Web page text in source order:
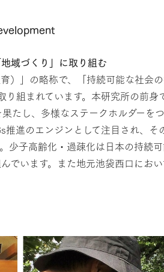
域づくり」に取り組む
」の略称で、「持続可能な社会
組まれています。本研究所の前
し、多様なステークホルダーを
進のエンジンとして注目され、そ
子高齢化・過疎化は日本の持続
います。また地元池袋西口にお